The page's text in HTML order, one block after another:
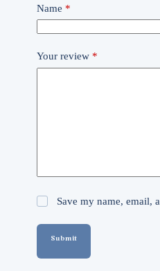
Name *
Your review *
Save my name, email,
Submit